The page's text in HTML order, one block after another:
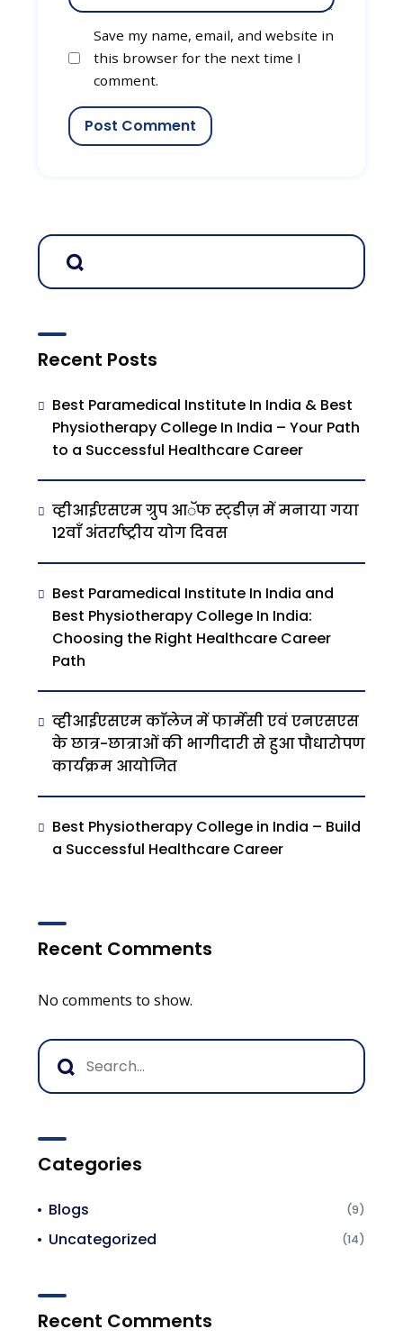
Save my name, email, and website in
this browser for the next time I
comment.
Post Comment
Recent Posts
Best Paramedical Institute In India & Best
Physiotherapy College In India – Your Path
to a Successful Healthcare Career
व्हीआईएसएम ग्रुप आॅफ स्ट्डीज़ में मनाया गया
12वाँ अंतर्राष्ट्रीय योग दिवस
Best Paramedical Institute In India and
Best Physiotherapy College In India:
Choosing the Right Healthcare Career
Path
व्हीआईएसएम काॅलेज में फार्मेसी एवं एनएसएस
के छात्र-छात्राओं की भागीदारी से हुआ पौधारोपण
कार्यक्रम आयोजित
Best Physiotherapy College in India – Build
a Successful Healthcare Career
Recent Comments
No comments to show.
Categories
Blogs (9)
Uncategorized (14)
Recent Comments